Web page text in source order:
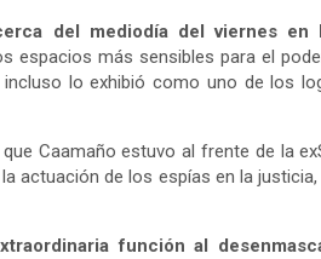
del mediodía del viernes en
espacios más sensibles para el
lo exhibió como uno de los
Caamaño estuvo al frente de la
actuación de los espías en la
función al